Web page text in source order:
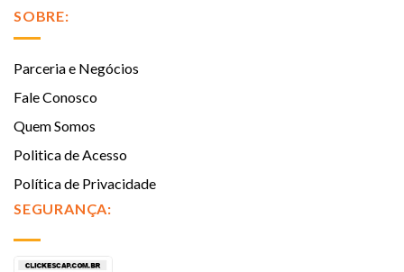
SOBRE:
Parceria e Negócios
Fale Conosco
Quem Somos
Politica de Acesso
Política de Privacidade
SEGURANÇA: